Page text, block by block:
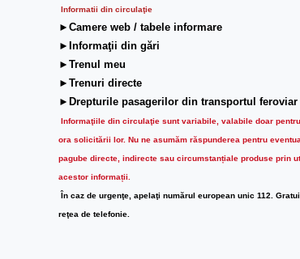
Informatii din circulaţie
►Camere web / tabele informare
►Informaţii din gări
►Trenul meu
►Trenuri directe
►Drepturile pasagerilor din transportul feroviar
Informaţiile din circulaţie sunt variabile, valabile doar
ora solicitării lor. Nu ne asumăm răspunderea pentru
pagube directe, indirecte sau circumstanțiale produse prin
acestor informații.
În caz de urgenţe, apelaţi numărul european unic 112.
reţea de telefonie.